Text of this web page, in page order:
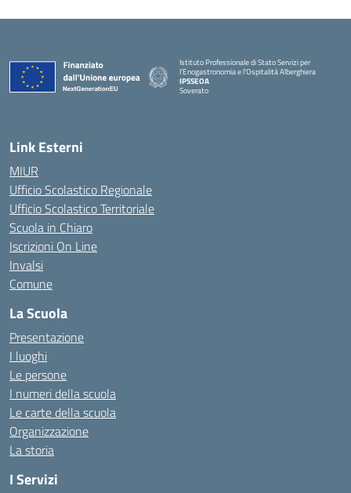
Istituto Professionale di Stato Servizi per
l'Enogastronomia e l'Ospitalità Alberghiera
IPSSEOA
Soverato
Link Esterni
MIUR
Ufficio Scolastico Regionale
Ufficio Scolastico Territoriale
Scuola in Chiaro
Iscrizioni On Line
Invalsi
Comune
La Scuola
Presentazione
I luoghi
Le persone
I numeri della scuola
Le carte della scuola
Organizzazione
La storia
I Servizi